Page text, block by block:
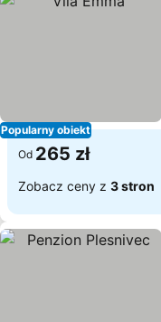
Popularny obiekt
Od 265 zł
Zobacz ceny z 3 stron